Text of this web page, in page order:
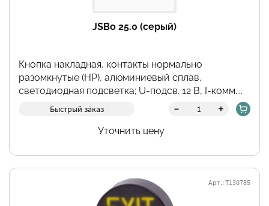
JSBo 25.0 (серый)
Кнопка накладная, контакты нормально
разомкнутые (НР), алюминиевый сплав,
светодиодная подсветка; U-подсв. 12 В, I-комм....
Быстрый заказ - +
Уточнить цену
Арт.: Т130785